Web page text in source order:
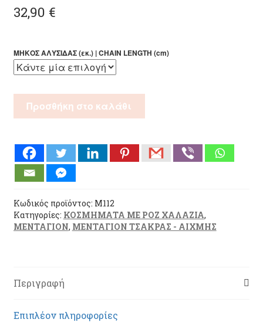
32,90 €
ΜΗΚΟΣ ΑΛΥΣΙΔΑΣ (εκ.) | CHAIN LENGTH (cm)
ΜΕΝΤΑΓΙΟΝ
ΡΟΖ
(M112)
ποσότητα
Προσθήκη στο καλάθι
Κωδικός προϊόντος: M112
Κατηγορίες: ΚΟΣΜΗΜΑΤΑ ΜΕ ΡΟΖ ΧΑΛΑΖΙΑ,
ΜΕΝΤΑΓΙΟΝ, ΜΕΝΤΑΓΙΟΝ ΤΣΑΚΡΑΣ - ΑΙΧΜΗΣ
Περιγραφή
Επιπλέον πληροφορίες